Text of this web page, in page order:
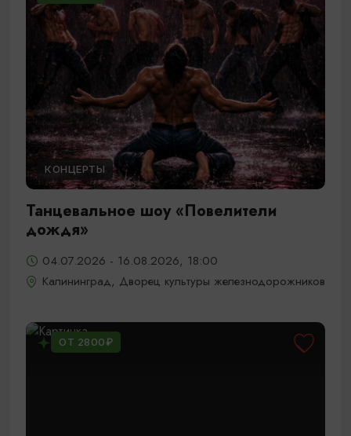
КОНЦЕРТЫ
Танцевальное шоу «Повелители
дождя»
04.07.2026 - 16.08.2026, 18:00
Калининград, Дворец культуры железнодорожников
ОТ 2800₽